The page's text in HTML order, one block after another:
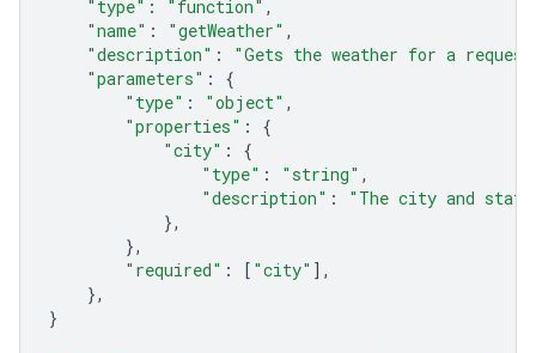
"type" : "function" ,
"name" : "getWeather" ,
"description" :
"Gets the weather for a
"parameters" :
{
"type" : "object" ,
"properties" :
{
"city" :
{
"type" : "string" ,
"description" :
"The city and
},
},
"required" : [ "city" ],
},
}